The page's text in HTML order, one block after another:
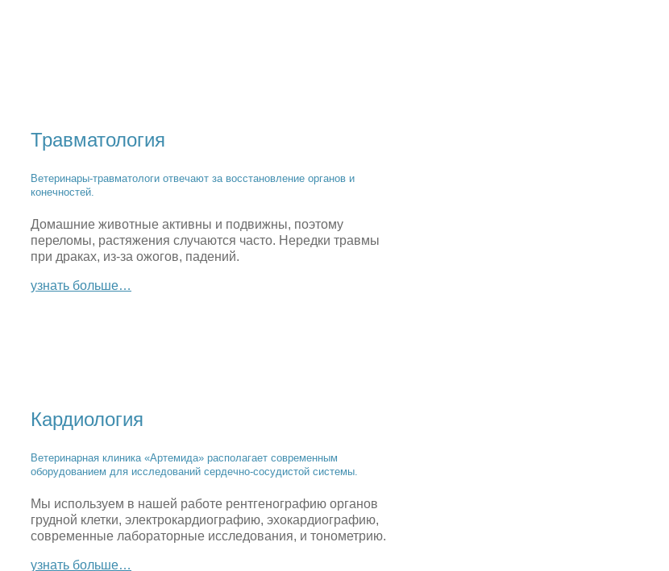
Травматология
Ветеринары-травматологи отвечают за восстановление органов и
конечностей.
Домашние животные активны и подвижны, поэтому
переломы, растяжения случаются часто. Нередки травмы
при драках, из-за ожогов, падений.
узнать больше…
Кардиология
Ветеринарная клиника «Артемида» располагает современным
оборудованием для исследований сердечно-сосудистой системы.
Мы используем в нашей работе рентгенографию органов
грудной клетки, электрокардиографию, эхокардиографию,
современные лабораторные исследования, и тонометрию.
узнать больше…